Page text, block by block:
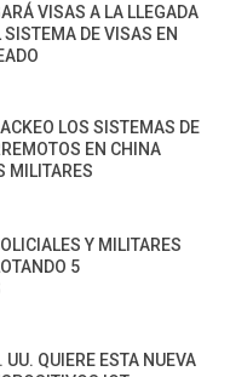
VISAS A LA LLEGADA
SISTEMA DE VISAS EN
LOS SISTEMAS DE
EN CHINA
MILITARES
Y MILITARES
5
UU. QUIERE ESTA NUEVA